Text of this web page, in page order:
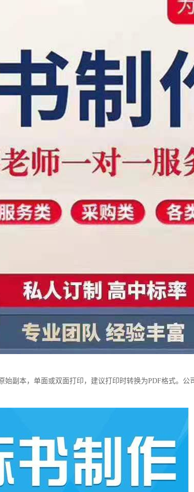
始副本，单面或双面打印，建议打印时转换为PDF格式。公